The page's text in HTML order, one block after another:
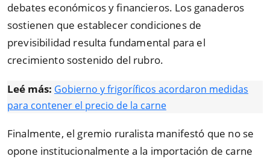
debates económicos y financieros. Los ganaderos
sostienen que establecer condiciones de
previsibilidad resulta fundamental para el
crecimiento sostenido del rubro.
Leé más: Gobierno y frigoríficos acordaron medidas
para contener el precio de la carne
Finalmente, el gremio ruralista manifestó que no se
opone institucionalmente a la importación de carne